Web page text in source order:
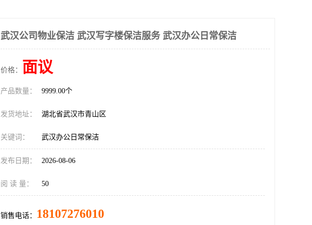
武汉公司物业保洁 武汉写字楼保洁服务 武汉办公日常保洁
价格： 面议
产品数量： 9999.00个
发货地址： 湖北省武汉市青山区
关键词： 武汉办公日常保洁
发布日期： 2026-08-06
阅 读 量： 50
销售电话： 18107276010